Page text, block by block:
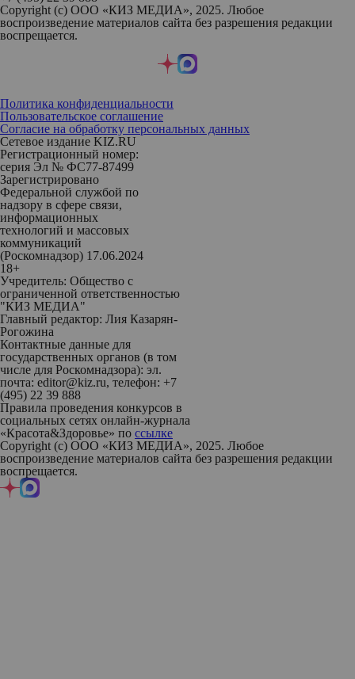
Copyright (с) ООО «КИЗ МЕДИА», 2025. Любое
воспроизведение материалов сайта без разрешения редакции
воспрещается.
Политика конфиденциальности
Пользовательское соглашение
Согласие на обработку персональных данных
Сетевое издание KIZ.RU
Регистрационный номер:
серия Эл № ФС77-87499
Зарегистрировано
Федеральной службой по
надзору в сфере связи,
информационных
технологий и массовых
коммуникаций
(Роскомнадзор) 17.06.2024
18+
Учредитель: Общество с
ограниченной ответственностью
"КИЗ МЕДИА"
Главный редактор: Лия Казарян-
Рогожина
Контактные данные для
государственных органов (в том
числе для Роскомнадзора): эл.
почта: editor@kiz.ru, телефон: +7
(495) 22 39 888
Правила проведения конкурсов в
социальных сетях онлайн-журнала
«Красота&Здоровье» по ссылке
Copyright (с) ООО «КИЗ МЕДИА», 2025. Любое
воспроизведение материалов сайта без разрешения редакции
воспрещается.